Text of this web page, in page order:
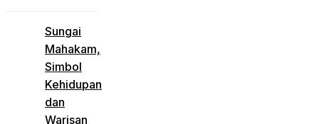
Sungai
Mahakam,
Simbol
Kehidupan
dan
Warisan